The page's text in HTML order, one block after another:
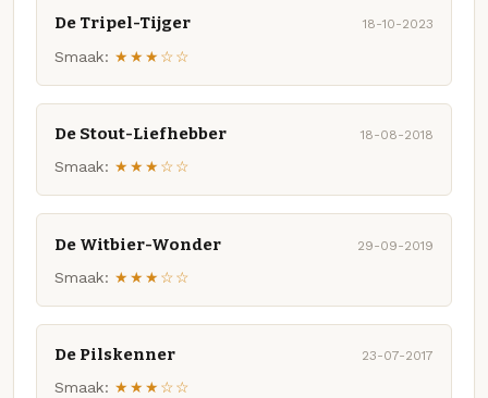
De Tripel-Tijger 18-10-2023
Smaak: ★★★☆☆
De Stout-Liefhebber 18-08-2018
Smaak: ★★★☆☆
De Witbier-Wonder 29-09-2019
Smaak: ★★★☆☆
De Pilskenner 23-07-2017
Smaak: ★★★☆☆